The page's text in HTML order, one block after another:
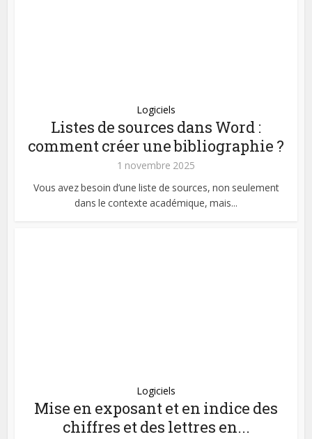
Logiciels
Listes de sources dans Word :
comment créer une bibliographie ?
1 novembre 2025
Vous avez besoin d’une liste de sources, non seulement
dans le contexte académique, mais...
Logiciels
Mise en exposant et en indice des
chiffres et des lettres en...